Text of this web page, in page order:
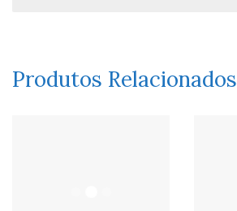
Produtos Relacionados